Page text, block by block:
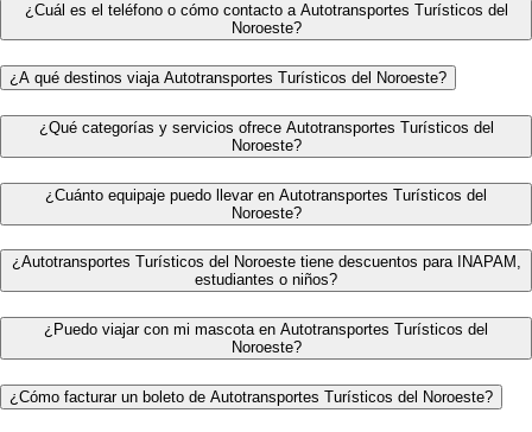
¿Cuál es el teléfono o cómo contacto a Autotransportes Turísticos del
Noroeste?
¿A qué destinos viaja Autotransportes Turísticos del Noroeste?
¿Qué categorías y servicios ofrece Autotransportes Turísticos del
Noroeste?
¿Cuánto equipaje puedo llevar en Autotransportes Turísticos del
Noroeste?
¿Autotransportes Turísticos del Noroeste tiene descuentos para INAPAM,
estudiantes o niños?
¿Puedo viajar con mi mascota en Autotransportes Turísticos del
Noroeste?
¿Cómo facturar un boleto de Autotransportes Turísticos del Noroeste?